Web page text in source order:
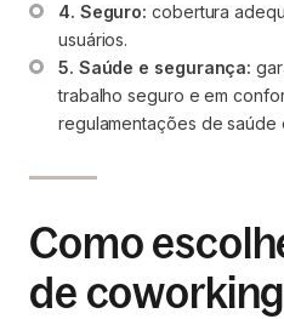
4. Seguro: cobertura
usuários.
5. Saúde e segurança:
trabalho seguro e em
regulamentações de saúde
Como
de